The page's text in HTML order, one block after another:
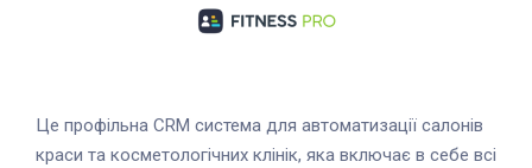
Це профільна CRM система для автоматизації салонів
краси та косметологічних клінік, яка включає в себе всі